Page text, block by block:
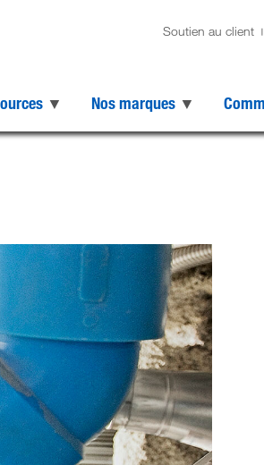
Soutien au client
Nos marques